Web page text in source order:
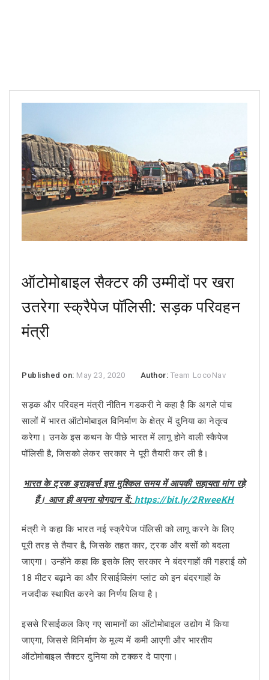
ऑटोमोबाइल सैक्टर की उम्मीदों पर खरा
उतरेगा स्क्रैपेज पॉलिसी: सड़क परिवहन
मंत्री
Published on: May 23, 2020 Author: Team LocoNav
सड़क और परिवहन मंत्री नीतिन गडकरी ने कहा है कि अगले पांच
सालों में भारत ऑटोमोबाइल विनिर्माण के क्षेत्र में दुनिया का नेतृत्व
करेगा। उनके इस कथन के पीछे भारत में लागू होने वाली स्कैपेज
पॉलिसी है, जिसको लेकर सरकार ने पूरी तैयारी कर ली है।
भारत के ट्रक ड्राइवर्स इस मुश्किल समय में आपकी सहायता मांग रहे
हैं। आज ही अपना योगदान दें: https://bit.ly/2RweeKH
मंत्री ने कहा कि भारत नई स्क्रैपेज पॉलिसी को लागू करने के लिए
पूरी तरह से तैयार है, जिसके तहत कार, ट्रक और बसों को बदला
जाएगा। उन्होंने कहा कि इसके लिए सरकार ने बंदरगाहों की गहराई को
18 मीटर बढ़ाने का और रिसाईक्लिंग प्लांट को इन बंदरगाहों के
नजदीक स्थापित करने का निर्णय लिया है।
इससे रिसाईकल किए गए सामानों का ऑटोमोबाइल उद्योग में किया
जाएगा, जिससे विनिर्माण के मूल्य में कमी आएगी और भारतीय
ऑटोमोबाइल सैक्टर दुनिया को टक्कर दे पाएगा।